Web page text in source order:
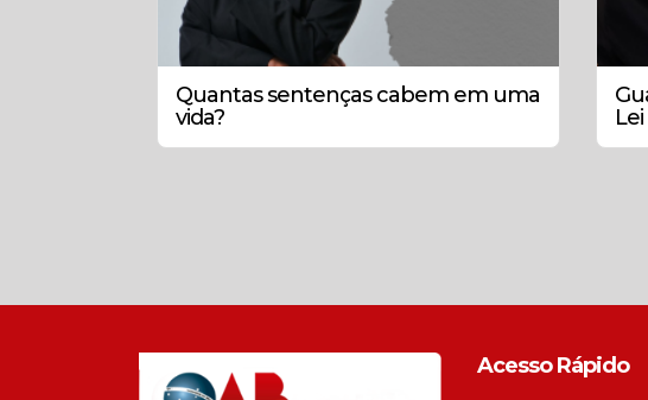
Quantas sentenças cabem em uma
vida?
Acesso Rápido